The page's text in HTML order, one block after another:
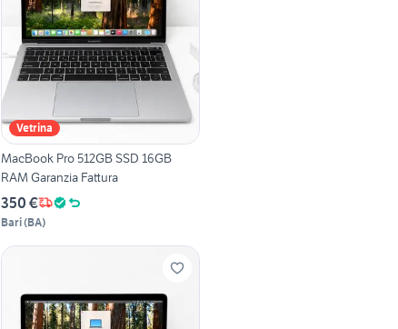
Vetrina
MacBook Pro 512GB SSD 16GB
RAM Garanzia Fattura
350 €
Bari(BA)